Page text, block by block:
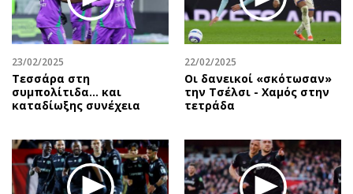
23/02/2025
Τεσσάρα στη
συμπολίτιδα... και
καταδίωξης συνέχεια
22/02/2025
Οι δανεικοί «σκότωσαν»
την Τσέλσι - Χαμός στην
τετράδα